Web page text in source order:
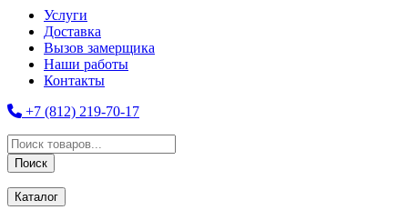
Услуги
Доставка
Вызов замерщика
Наши работы
Контакты
+7 (812) 219-70-17
Поиск
товаров
Поиск
Каталог